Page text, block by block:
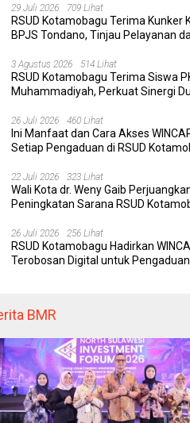
Berkualitas
29 Juli 2026 709 Lihat
RSUD Kotamobagu Terima Kunker
BPJS Tondano, Tinjau Pelayanan
3 Agustus 2026 514 Lihat
RSUD Kotamobagu Terima Siswa
Muhammadiyah, Perkuat Sinergi
26 Juli 2026 460 Lihat
Ini Manfaat dan Cara Akses
Setiap Pengaduan di RSUD
22 Juli 2026 323 Lihat
Wali Kota dr. Weny Gaib
Peningkatan Sarana RSUD
yang Lebih Modern
26 Juli 2026 256 Lihat
RSUD Kotamobagu Hadirkan
Terobosan Digital untuk Pengaduan
BMR